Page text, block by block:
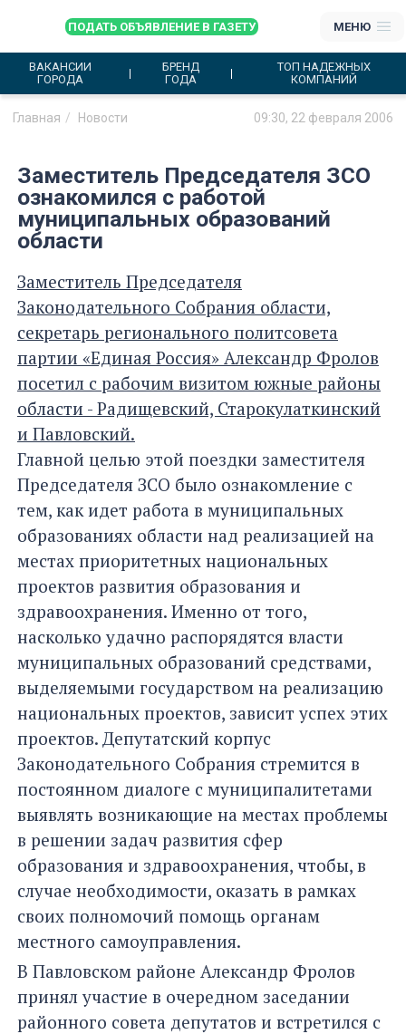
ПОДАТЬ ОБЪЯВЛЕНИЕ В ГАЗЕТУ МЕНЮ
ВАКАНСИИ
ГОРОДА
БРЕНД
ГОДА
ТОП НАДЕЖНЫХ
КОМПАНИЙ
Главная Новости 09:30, 22 февраля 2006
Заместитель Председателя ЗСО
ознакомился с работой
муниципальных образований
области
Заместитель Председателя
Законодательного Собрания области,
секретарь регионального политсовета
партии «Единая Россия» Александр Фролов
посетил с рабочим визитом южные районы
области - Радищевский, Старокулаткинский
и Павловский.
Главной целью этой поездки заместителя
Председателя ЗСО было ознакомление с
тем, как идет работа в муниципальных
образованиях области над реализацией на
местах приоритетных национальных
проектов развития образования и
здравоохранения. Именно от того,
насколько удачно распорядятся власти
муниципальных образований средствами,
выделяемыми государством на реализацию
национальных проектов, зависит успех этих
проектов. Депутатский корпус
Законодательного Собрания стремится в
постоянном диалоге с муниципалитетами
выявлять возникающие на местах проблемы
в решении задач развития сфер
образования и здравоохранения, чтобы, в
случае необходимости, оказать в рамках
своих полномочий помощь органам
местного самоуправления.
В Павловском районе Александр Фролов
принял участие в очередном заседании
районного совета депутатов и встретился с